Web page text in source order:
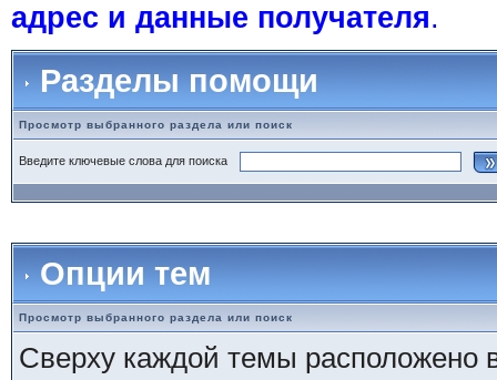
адрес и данные получателя.
Разделы помощи
Просмотр выбранного раздела или поиск
Введите ключевые слова для поиска
Опции тем
Просмотр выбранного раздела или поиск
Сверху каждой темы